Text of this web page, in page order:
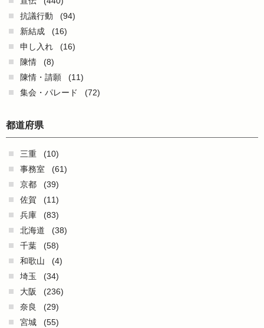
抗議行動
(94)
新結成
(16)
申し入れ
(16)
陳情
(8)
陳情・請願
(11)
集会・パレード
(72)
都道府県
三重
(10)
事務室
(61)
京都
(39)
佐賀
(11)
兵庫
(83)
北海道
(38)
千葉
(58)
和歌山
(4)
埼玉
(34)
大阪
(236)
奈良
(29)
宮城
(55)